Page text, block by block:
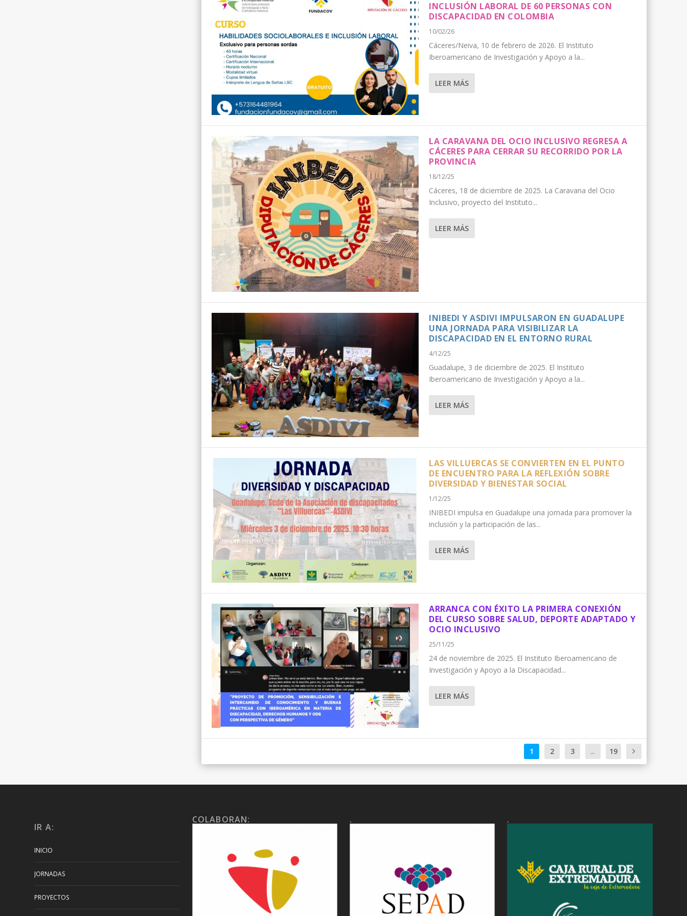
INCLUSIÓN LABORAL DE 60 PERSONAS CON
DISCAPACIDAD EN COLOMBIA
10/02/26
Cáceres/Neiva, 10 de febrero de 2026. El Instituto
Iberoamericano de Investigación y Apoyo a la...
LEER MÁS
LA CARAVANA DEL OCIO INCLUSIVO REGRESA A
CÁCERES PARA CERRAR SU RECORRIDO POR LA
PROVINCIA
18/12/25
Cáceres, 18 de diciembre de 2025. La Caravana del Ocio
Inclusivo, proyecto del Instituto...
LEER MÁS
INIBEDI Y ASDIVI IMPULSARON EN GUADALUPE
UNA JORNADA PARA VISIBILIZAR LA
DISCAPACIDAD EN EL ENTORNO RURAL
4/12/25
Guadalupe, 3 de diciembre de 2025. El Instituto
Iberoamericano de Investigación y Apoyo a la...
LEER MÁS
LAS VILLUERCAS SE CONVIERTEN EN EL PUNTO
DE ENCUENTRO PARA LA REFLEXIÓN SOBRE
DIVERSIDAD Y BIENESTAR SOCIAL
1/12/25
INIBEDI impulsa en Guadalupe una jornada para promover la
inclusión y la participación de las...
LEER MÁS
ARRANCA CON ÉXITO LA PRIMERA CONEXIÓN
DEL CURSO SOBRE SALUD, DEPORTE ADAPTADO Y
OCIO INCLUSIVO
25/11/25
24 de noviembre de 2025. El Instituto Iberoamericano de
Investigación y Apoyo a la Discapacidad...
LEER MÁS
1 2 3 ... 19
IR A:
INICIO
JORNADAS
PROYECTOS
COLABORAN: . .